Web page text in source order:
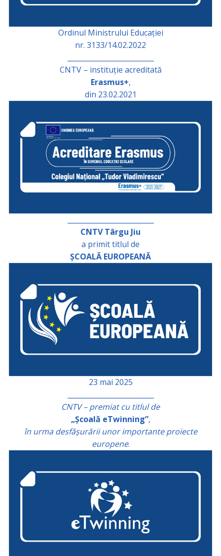
Ordinul Ministrului Educației
nr. 3133/14.02.2022
CNTV – instituție acreditată
Erasmus+,
din 23.02.2021
CNTV Târgu Jiu
a primit titlul de
ȘCOALĂ EUROPEANĂ
23 mai 2025
CNTV – premiat cu titlul de
„Școală eTwinning”,
în urma desfășurării unor importante proiecte
europene.